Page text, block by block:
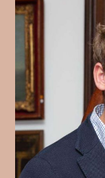
décor délicat de
diverses​
Explorez une